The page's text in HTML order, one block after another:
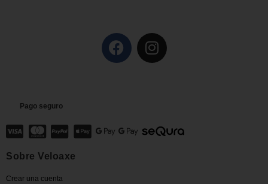
Pago seguro
Sobre Veloaxe
Crear una cuenta